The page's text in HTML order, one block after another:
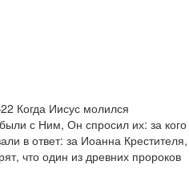
Когда Иисус молился
с Ним, Он спросил их: за кого
в ответ: за Иоанна Крестителя,
что один из древних пророков